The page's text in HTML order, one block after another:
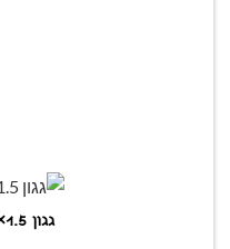
גגון NANCY 0.9×1.5